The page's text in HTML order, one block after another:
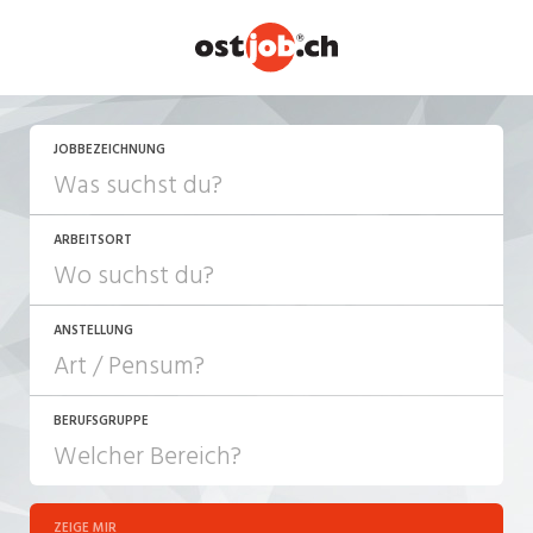
JOBBEZEICHNUNG
ARBEITSORT
ANSTELLUNG
JOB-TYP
Festanstellung
BERUFSGRUPPE
ZEIGE MIR